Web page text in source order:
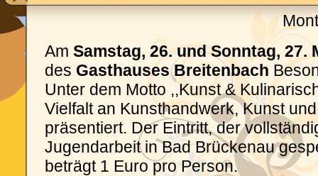
Am Samstag, 26. und Sonntag, 27.
des Gasthauses Breitenbach
Unter dem Motto ,,Kunst &
Vielfalt an Kunsthandwerk, Kunst
präsentiert. Der Eintritt, der
Jugendarbeit in Bad Brückenau
beträgt 1 Euro pro Person.